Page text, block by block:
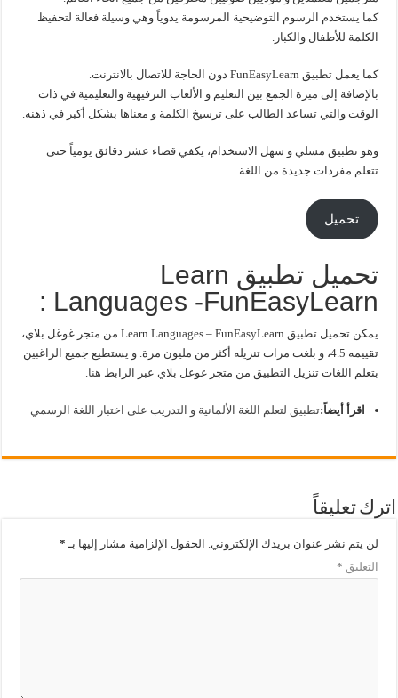
كما يستخدم الرسوم التوضيحية المرسومة يدوياً وهي وسيلة فعالة لتحفيظ
الكلمة للأطفال والكبار.
كما يعمل تطبيق FunEasyLearn دون الحاجة للاتصال بالانترنت.
بالإضافة إلى ميزة الجمع بين التعليم و الألعاب الترفيهية والتعليمية في ذات
الوقت والتي تساعد الطالب على ترسيخ الكلمة و معناها بشكل أكبر في ذهنه.
وهو تطبيق مسلي و سهل الاستخدام، يكفي قضاء عشر دقائق يومياً حتى
تتعلم مفردات جديدة من اللغة.
تحميل
تحميل تطبيق Learn
Languages -FunEasyLearn :
يمكن تحميل تطبيق Learn Languages – FunEasyLearn من متجر غوغل بلاي،
تقييمه 4.5، و بلغت مرات تنزيله أكثر من مليون مرة. و يستطيع جميع الراغبين
بتعلم اللغات تنزيل التطبيق من متجر غوغل بلاي عبر الرابط هنا
اقرأ أيضاً:تطبيق لتعلم اللغة الألمانية و التدريب على اختبار اللغة الرسمي
اترك تعليقاً
لن يتم نشر عنوان بريدك الإلكتروني. الحقول الإلزامية مشار إليها بـ *
التعليق *